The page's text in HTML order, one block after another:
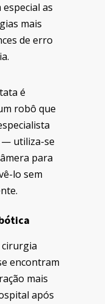
especial as
mais
de erro
é
robô que
— utiliza-se
para
lo sem
cirurgia
encontram
mais
após